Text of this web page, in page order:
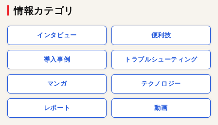
情報カテゴリ
インタビュー 便利技
導入事例 トラブルシューティング
マンガ テクノロジー
レポート 動画